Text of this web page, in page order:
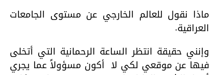
ماذا نقول للعالم الخارجي عن مستوى الجامعات
العراقية.
وإنني حقيقة انتظر الساعة الرحمانية التي أتخلى
فيها عن موقعي لكي لا أكون مسؤولاً عما يجري